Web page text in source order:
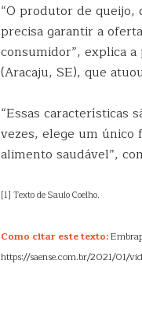
“O produtor de
precisa garantir a
consumidor”, explica
(Aracaju, SE), que
“Essas características
vezes, elege um único
alimento saudável”,
[1] Texto de Saulo Coelho.
Como citar este texto:
https://saense.com.br/2021/01/